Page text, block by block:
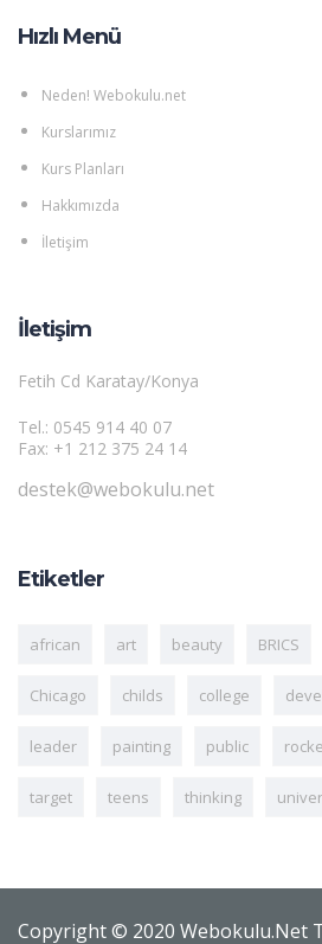
Hızlı Menü
Neden! Webokulu.net
Kurslarımız
Kurs Planları
Hakkımızda
İletişim
İletişim
Fetih Cd Karatay/Konya
Tel.: 0545 914 40 07
Fax: +1 212 375 24 14
destek@webokulu.net
Etiketler
african art beauty BRICS
Chicago childs college
leader painting public
target teens thinking
Copyright © 2020 Webokulu.Net